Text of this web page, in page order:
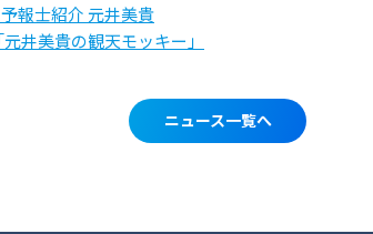
報士紹介 元井美貴
元井美貴の観天モッキー」
ニュース一覧へ